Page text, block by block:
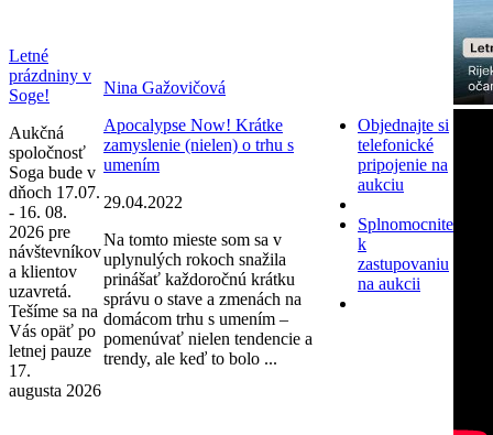
Letné
prázdniny v
Soge!
Aukčná
spoločnosť
Soga bude v
dňoch 17.07.
- 16. 08.
2026 pre
návštevníkov
a klientov
uzavretá.
Tešíme sa na
Vás opäť po
letnej pauze
17.
augusta 2026
Nina Gažovičová
Apocalypse Now! Krátke
zamyslenie (nielen) o trhu s
umením
29.04.2022
Na tomto mieste som sa v
uplynulých rokoch snažila
prinášať každoročnú krátku
správu o stave a zmenách na
domácom trhu s umením –
pomenúvať nielen tendencie a
trendy, ale keď to bolo ...
Objednajte si
telefonické
pripojenie na
aukciu
Splnomocnite
k
zastupovaniu
na aukcii